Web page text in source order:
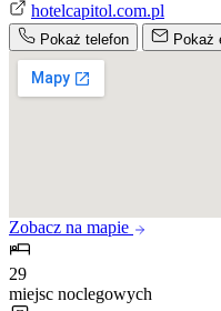
hotelcapitol.com.pl
Pokaż telefon Pokaż
Zobacz na mapie
29
miejsc noclegowych